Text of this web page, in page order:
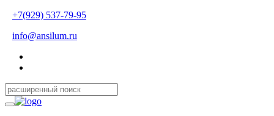
+7(929) 537-79-95
info@ansilum.ru